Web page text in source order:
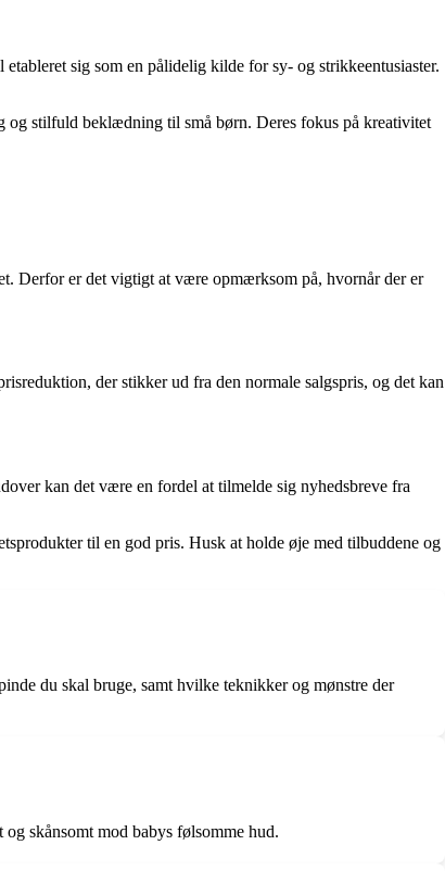
sig som en pålidelig kilde for sy- og strikkeentusiaster.
og stilfuld beklædning til små børn. Deres fokus på kreativitet
Derfor er det vigtigt at være opmærksom på, hvornår der er
der stikker ud fra den normale salgspris, og det kan
kan det være en fordel at tilmelde sig nyhedsbreve fra
til en god pris. Husk at holde øje med tilbuddene og
du skal bruge, samt hvilke teknikker og mønstre der
skånsomt mod babys følsomme hud.